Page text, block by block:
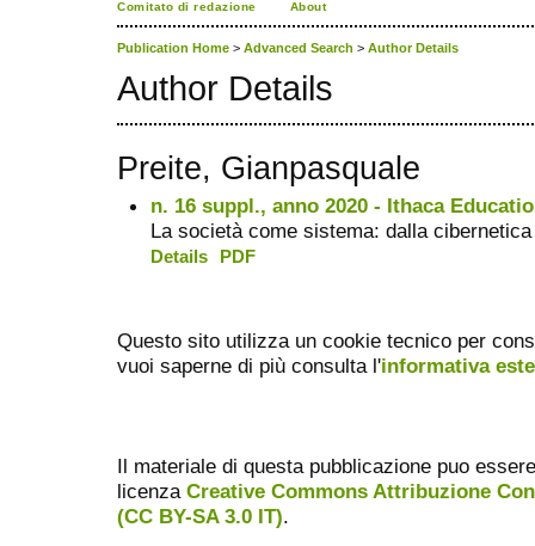
Comitato di redazione
About
Publication Home > Advanced Search > Author Details
Author Details
Preite, Gianpasquale
n. 16 suppl., anno 2020 - Ithaca
La società come sistema: dalla
Details PDF
Questo sito utilizza un cookie tecnico per
vuoi saperne di più consulta l'informativa
Il materiale di questa pubblicazione puo
licenza Creative Commons Attribuzione
(CC BY-SA 3.0 IT).